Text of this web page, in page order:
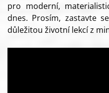
pro moderní,
dnes. Prosím, zastavte
důležitou životní lekcí z